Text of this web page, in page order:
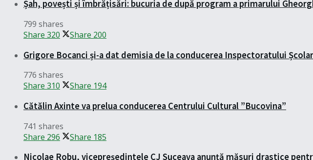
Șah, povești și îmbrățisări: bucuria de după program a primarului
799 shares
Share 320 Share 200
Grigore Bocanci și-a dat demisia de la conducerea Inspectoratului
776 shares
Share 310 Share 194
Cătălin Axinte va prelua conducerea Centrului Cultural ”Bucovina”
741 shares
Share 296 Share 185
Nicolae Robu, vicepreședintele CJ Suceava anunță măsuri drastice